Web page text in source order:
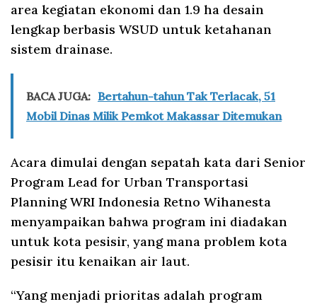
area kegiatan ekonomi dan 1.9 ha desain
lengkap berbasis WSUD untuk ketahanan
sistem drainase.
BACA JUGA: Bertahun-tahun Tak Terlacak, 51
Mobil Dinas Milik Pemkot Makassar Ditemukan
Acara dimulai dengan sepatah kata dari Senior
Program Lead for Urban Transportasi
Planning WRI Indonesia Retno Wihanesta
menyampaikan bahwa program ini diadakan
untuk kota pesisir, yang mana problem kota
pesisir itu kenaikan air laut.
“Yang menjadi prioritas adalah program